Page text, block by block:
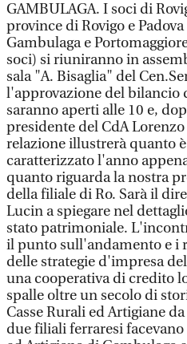
GAMBULAGA. I soci di
province di Rovigo e
Gambulaga e
soci) si riuniranno in
sala "A. Bisaglia" del
l'approvazione del bilancio
saranno aperti alle 10 e,
presidente del CdA
relazione illustrerà quanto
caratterizzato l'anno
quanto riguarda la nostra
della filiale di Ro. Sarà il
Lucin a spiegare nel
stato patrimoniale.
il punto sull'andamento e i
delle strategie d'impresa
una cooperativa di credito
spalle oltre un secolo di
Casse Rurali ed Artigiane
due filiali ferraresi facevano